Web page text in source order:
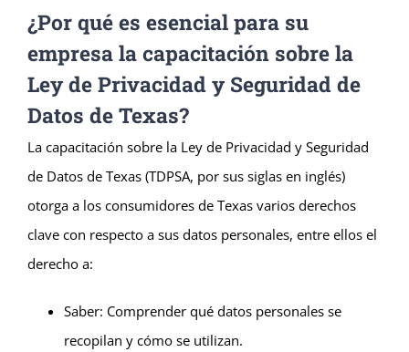
¿Por qué es esencial para su
empresa la capacitación sobre la
Ley de Privacidad y Seguridad de
Datos de Texas?
La capacitación sobre la Ley de Privacidad y Seguridad
de Datos de Texas (TDPSA, por sus siglas en inglés)
otorga a los consumidores de Texas varios derechos
clave con respecto a sus datos personales, entre ellos el
derecho a:
Saber: Comprender qué datos personales se
recopilan y cómo se utilizan.